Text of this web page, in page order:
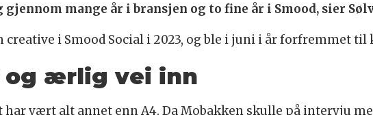
gjennom mange år i bransjen og to fine år i Smood, sier
creative i Smood Social i 2023, og ble i juni i år forfremmet til
og ærlig vei inn
har vært alt annet enn A4. Da Mobakken skulle på intervju